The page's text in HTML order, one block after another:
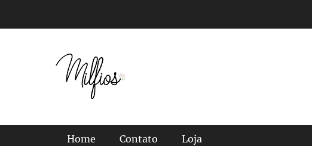
Tendências, Dicas e Guias de Tecidos
Menu principal
Home Contato Loja